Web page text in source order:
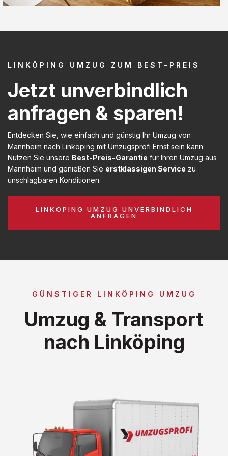
LINKÖPING UMZUG ZUM BEST-PREIS
Jetzt unverbindlich
anfragen & sparen!
Entdecken Sie, wie einfach und günstig Ihr Umzug von
Mannheim nach Linköping mit Umzugsprofi Ernst sein kann:
Nutzen Sie unsere Best-Preis-Garantie für Ihren Umzug aus
Mannheim und genießen Sie erstklassigen Service zu
unschlagbaren Konditionen.
LINKÖPING UMZUG UNVERBINDLICH
ANFRAGEN
GÜNSTIGER LINKÖPING UMZUG
Umzug & Transport
nach Linköping